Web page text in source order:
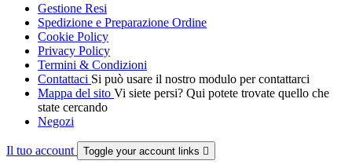
Gestione Resi
Spedizione e Preparazione Ordine
Cookie Policy
Privacy Policy
Termini & Condizioni
Contattaci Si può usare il nostro modulo per contattarci
Mappa del sito Vi siete persi? Qui potete trovate quello che
state cercando
Negozi
Il tuo account Toggle your account links 